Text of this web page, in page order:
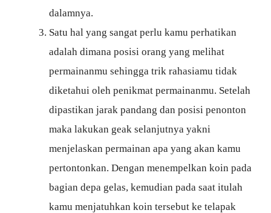
dalamnya.
Satu hal yang sangat perlu kamu perhatikan
adalah dimana posisi orang yang melihat
permainanmu sehingga trik rahasiamu tidak
diketahui oleh penikmat permainanmu. Setelah
dipastikan jarak pandang dan posisi penonton
maka lakukan geak selanjutnya yakni
menjelaskan permainan apa yang akan kamu
pertontonkan. Dengan menempelkan koin pada
bagian depa gelas, kemudian pada saat itulah
kamu menjatuhkan koin tersebut ke telapak